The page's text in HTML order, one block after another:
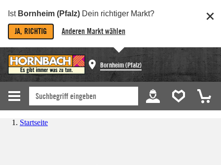
Ist Bornheim (Pfalz) Dein richtiger Markt?
JA, RICHTIG Anderen Markt wählen
Bornheim (Pfalz)
Startseite